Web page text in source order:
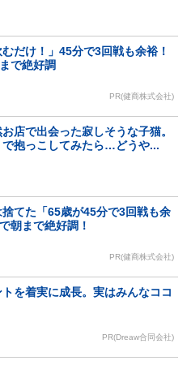
むだけ！」45分で3回戦も余裕！
で絶好調
PR(健商株式会社)
お店で出会った寂しそうな子猫。
で抱っこしてみたら…どうや...
てた「65歳が45分で3回戦も余
朝まで絶好調！
PR(健商株式会社)
を着実に成長。実はみんなココ
PR(Dreaw合同会社)